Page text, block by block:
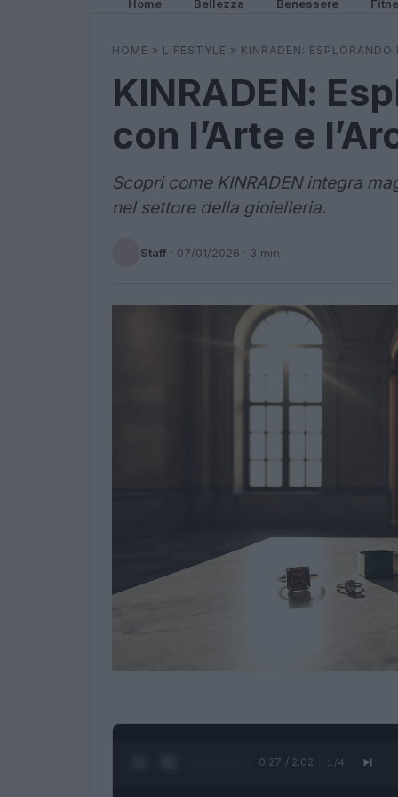
Home Bellezza Benessere
HOME » LIFESTYLE » KINRADEN: ESPLORANDO
KINRADEN:
con l’Arte e
Scopri come KINRADEN integra
nel settore della gioielleria.
Staff · 07/01/2026 · 3 min
0:28 / 2:02 1 /4